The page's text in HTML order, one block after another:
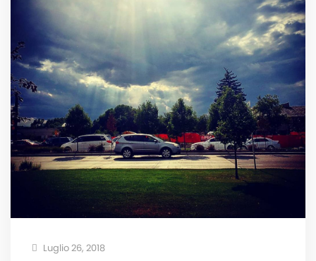
Luglio 26, 2018